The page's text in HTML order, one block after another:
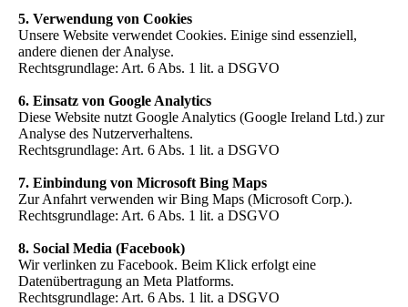
5. Verwendung von Cookies
Unsere Website verwendet Cookies. Einige sind essenziell,
andere dienen der Analyse.
Rechtsgrundlage: Art. 6 Abs. 1 lit. a DSGVO
6. Einsatz von Google Analytics
Diese Website nutzt Google Analytics (Google Ireland Ltd.) zur
Analyse des Nutzerverhaltens.
Rechtsgrundlage: Art. 6 Abs. 1 lit. a DSGVO
7. Einbindung von Microsoft Bing Maps
Zur Anfahrt verwenden wir Bing Maps (Microsoft Corp.).
Rechtsgrundlage: Art. 6 Abs. 1 lit. a DSGVO
8. Social Media (Facebook)
Wir verlinken zu Facebook. Beim Klick erfolgt eine
Datenübertragung an Meta Platforms.
Rechtsgrundlage: Art. 6 Abs. 1 lit. a DSGVO